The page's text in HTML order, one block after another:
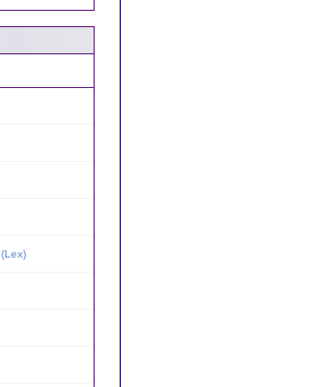
(Lex)